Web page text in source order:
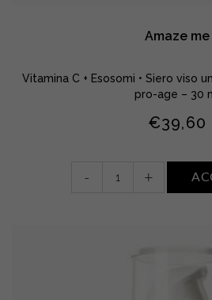
Amaze me
Vitamina C + Esosomi • Siero viso
pro-age – 30
€39,60
- +